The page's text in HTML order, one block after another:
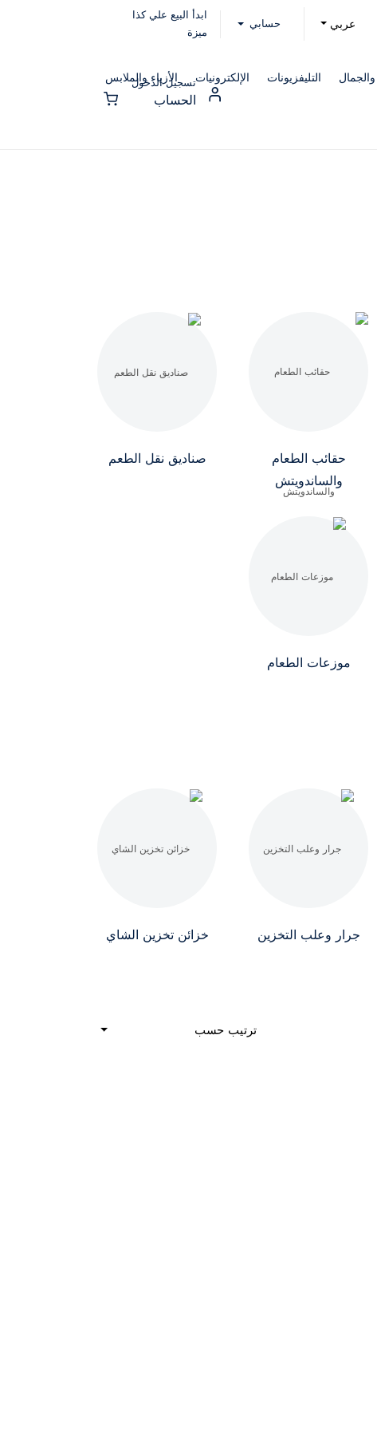
عربي حسابي
ابدأ البيع علي كذا
ميزة
التليفزيونات الإلكترونيات الأزياء والملابس
تسجيل الدخول
الحساب
حقائب الطعام
والساندويتش
صناديق نقل الطعم
موزعات الطعام
جرار وعلب التخزين خزائن تخزين الشاي
ترتيب حسب